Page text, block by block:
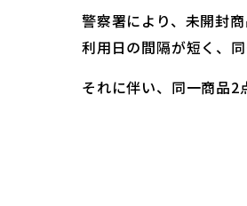
警察署により、未開封
利用日の間隔が短く、
それに伴い、同一商品2